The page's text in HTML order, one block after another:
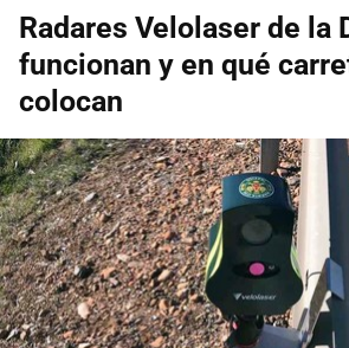
Radares Velolaser de la
funcionan y en qué
colocan